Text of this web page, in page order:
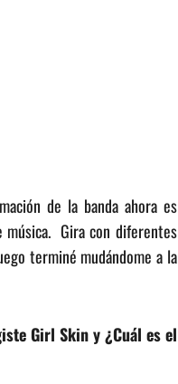
de la banda ahora es
música. Gira con diferentes
terminé mudándome a la
Girl Skin y ¿Cuál es el